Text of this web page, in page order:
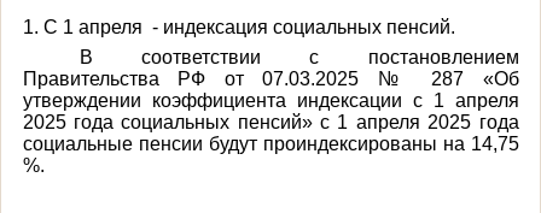
1. С 1 апреля - индексация социальных пенсий.
В соответствии с постановлением
Правительства РФ от 07.03.2025 № 287 «Об
утверждении коэффициента индексации с 1 апреля
2025 года социальных пенсий» с 1 апреля 2025 года
социальные пенсии будут проиндексированы на 14,75
%.